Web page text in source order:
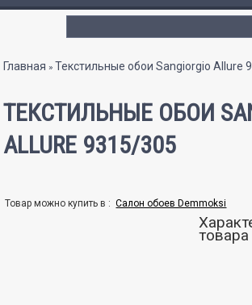
Вы здесь
Главная » Текстильные обои Sangiorgio Allure
ТЕКСТИЛЬНЫЕ ОБОИ
ALLURE 9315/305
Товар можно купить в :Cалон обоев Demmoksi
товара